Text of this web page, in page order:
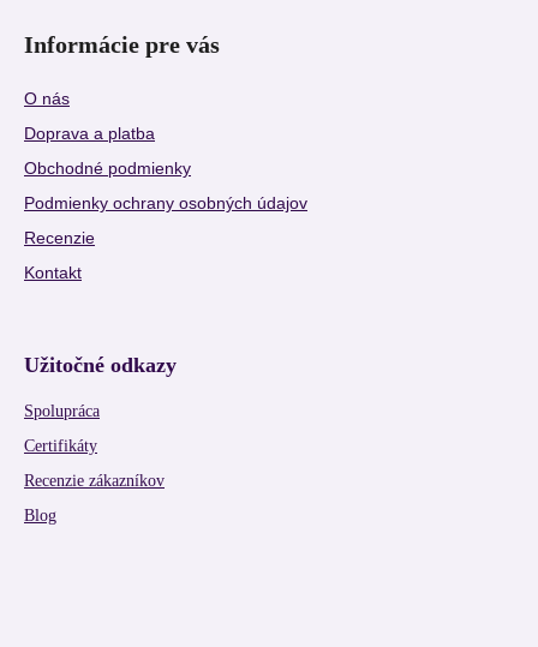
Informácie pre vás
O nás
Doprava a platba
Obchodné podmienky
Podmienky ochrany osobných údajov
Recenzie
Kontakt
Užitočné odkazy
Spolupráca
Certifikáty
Recenzie zákazníkov
Blog